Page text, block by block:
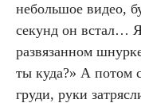
небольшое видео,
секунд он встал…
развязанном
ты куда?» А потом
груди, руки